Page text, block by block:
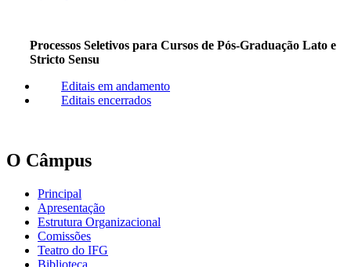
Processos Seletivos para Cursos de Pós-Graduação Lato e
Stricto Sensu
Editais em andamento
Editais encerrados
O Câmpus
Principal
Apresentação
Estrutura Organizacional
Comissões
Teatro do IFG
Biblioteca